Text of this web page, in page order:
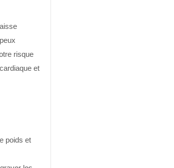
risque
et
poids et